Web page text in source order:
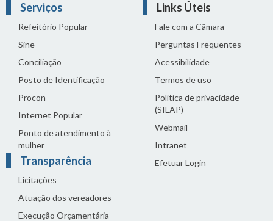
Serviços
Refeitório Popular
Sine
Conciliação
Posto de Identificação
Procon
Internet Popular
Ponto de atendimento à
mulher
Transparência
Licitações
Atuação dos vereadores
Execução Orçamentária
Links Úteis
Fale com a Câmara
Perguntas Frequentes
Acessibilidade
Termos de uso
Política de privacidade
(SILAP)
Webmail
Intranet
Efetuar Login